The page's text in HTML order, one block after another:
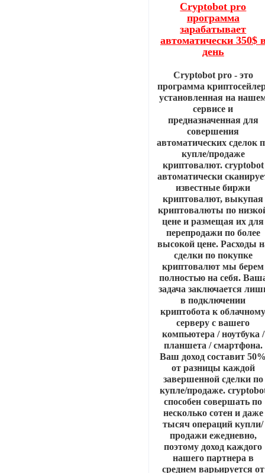
Cryptobot pro
программа
зарабатывает
автоматически 350$
день
Cryptobot pro - это
программа
установленная на
сервисе и
предназначенная для
совершения
автоматических сделок
купле/продаже
криптовалют. cryptobot
автоматически
известные биржи
криптовалют, выкупая
криптовалюты по
цене и размещая их для
перепродажи по более
высокой цене. Расходы
сделки по покупке
криптовалют мы берем
полностью на себя.
задача заключается
в подключении
криптобота к
серверу с вашего
компьютера / ноутбука /
планшета / смартфона.
Ваш доход составит
от разницы каждой
завершенной сделки по
купле/продаже.
способен совершать по
несколько сотен и даже
тысяч операций купли/
продажи ежедневно,
поэтому доход каждого
нашего партнера в
среднем варьируется от